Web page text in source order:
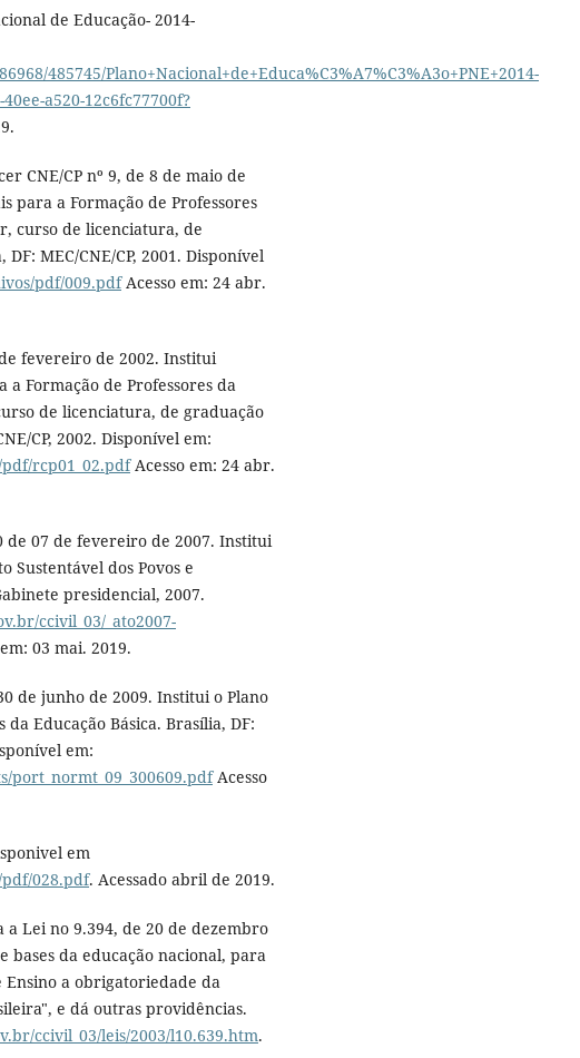
de Educação- 2014-
485745/Plano+Nacional+de+Educa%C3%A7%C3%A3o+PNE+2014-
a520-12c6fc77700f?
CNE/CP nº 9, de 8 de maio de
para a Formação de Professores
curso de licenciatura, de
MEC/CNE/CP, 2001. Disponível
pdf/009.pdfAcesso em: 24 abr.
de fevereiro de 2002. Institui
Formação de Professores da
de licenciatura, de graduação
CP, 2002. Disponível em:
rcp01_02.pdfAcesso em: 24 abr.
de 07 de fevereiro de 2007. Institui
Sustentável dos Povos e
presidencial, 2007.
ccivil_03/_ato2007-
03 mai. 2019.
de junho de 2009. Institui o Plano
Educação Básica. Brasília, DF:
em:
Acesso
em
028.pdf. Acessado abril de 2019.
a Lei no 9.394, de 20 de dezembro
bases da educação nacional, para
a obrigatoriedade da
e dá outras providências.
ccivil_03/leis/2003/l10.639.htm.